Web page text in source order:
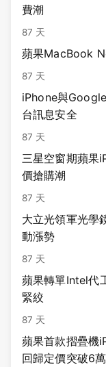
費潮
87 天
蘋果MacBook
87 天
iPhone與
台訊息安全
87 天
三星空窗期蘋果
價搶購潮
87 天
大立光領軍光學
動漲勢
87 天
蘋果轉單Intel代
緊絞
87 天
蘋果首款摺疊機
回歸定價突破6萬